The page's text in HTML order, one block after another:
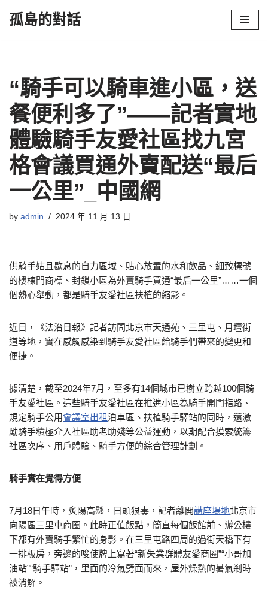
孤島的對話
“騎手可以騎車進小區，送
餐便利多了”——記者實地
體驗騎手友愛社區找九宮
格會議買通外賣配送“最后
一公里”_中國網
by admin 2024 年 11 月 13 日
供騎手姑且歇息的自力區域、貼心放置的水和飲品、細致標號
的樓棟門商標、封鎖小區為外賣騎手買通“最后一公里”……一個
個熱心舉動，都是騎手友愛社區扶植的縮影。
近日，《法治日報》記者訪問北京市天通苑、三里屯、月壇街
道等地，實在感觸感染到騎手友愛社區給騎手們帶來的變更和
便捷。
據清楚，截至2024年7月，至多有14個城市已樹立跨越100個騎
手友愛社區。這些騎手友愛社區在推進小區為騎手開門指路、
規定騎手公用會議室出租泊車區、扶植騎手驛站的同時，還激
勵騎手積極介入社區助老助殘等公益運動，以期配合摸索統籌
社區次序、用戶體驗、騎手方便的綜合管理計劃。
騎手實在覺得方便
7月18日午時，炙陽高懸，日頭狠毒，記者離開講座場地北京市
向陽區三里屯商圈。此時正值飯點，簡直每個飯館前、辦公樓
下都有外賣騎手繁忙的身影。在三里屯路四周的過街天橋下有
一排板房，旁邊的唆使牌上寫著“新失業群體友愛商圈”“小哥加
油站”“騎手驛站”，里面的冷氣劈面而來，屋外燥熱的暑氣剎時
被消解。